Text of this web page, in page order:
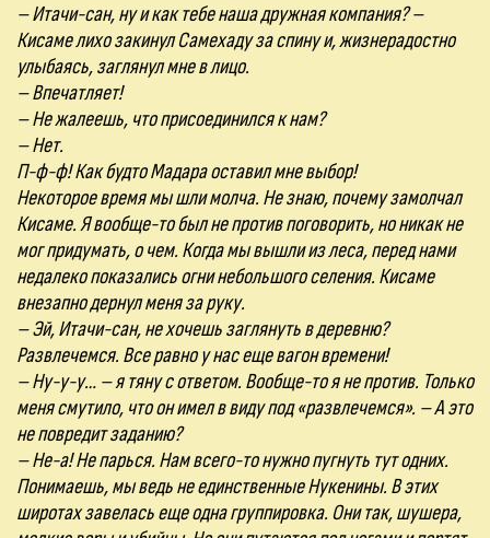
– Итачи-сан, ну и как тебе наша дружная компания? –
Кисаме лихо закинул Самехаду за спину и, жизнерадостно
улыбаясь, заглянул мне в лицо.
– Впечатляет!
– Не жалеешь, что присоединился к нам?
– Нет.
П-ф-ф! Как будто Мадара оставил мне выбор!
Некоторое время мы шли молча. Не знаю, почему замолчал
Кисаме. Я вообще-то был не против поговорить, но никак не
мог придумать, о чем. Когда мы вышли из леса, перед нами
недалеко показались огни небольшого селения. Кисаме
внезапно дернул меня за руку.
– Эй, Итачи-сан, не хочешь заглянуть в деревню?
Развлечемся. Все равно у нас еще вагон времени!
– Ну-у-у… – я тяну с ответом. Вообще-то я не против. Только
меня смутило, что он имел в виду под «развлечемся». – А это
не повредит заданию?
– Не-а! Не парься. Нам всего-то нужно пугнуть тут одних.
Понимаешь, мы ведь не единственные Нукенины. В этих
широтах завелась еще одна группировка. Они так, шушера,